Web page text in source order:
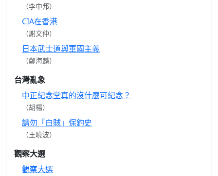
（李中邦）
CIA在香港
（謝文仲）
日本武士道與軍國主義
（鄭海麟）
台灣亂象
中正紀念堂真的沒什麼可紀念？
（胡楊）
請勿「白賊」保釣史
（王曉波）
觀察大選
觀察大選